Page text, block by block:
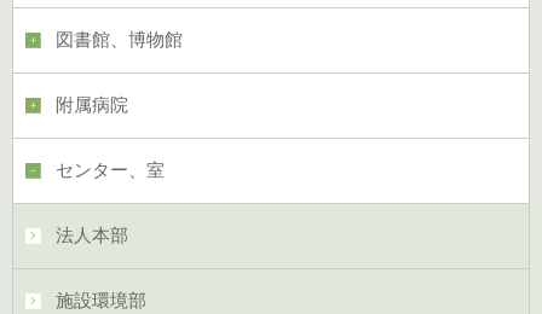
図書館、博物館
附属病院
センター、室
法人本部
施設環境部